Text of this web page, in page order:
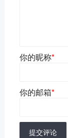
你的昵称*
你的邮箱*
提交评论